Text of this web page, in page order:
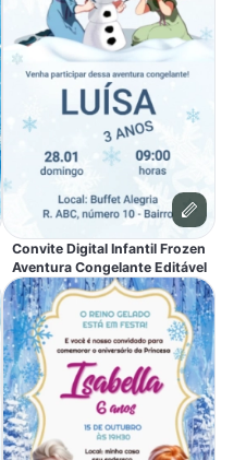
Convite Digital Infantil Frozen
Aventura Congelante Editável